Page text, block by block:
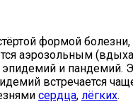
формой
аэрозольным
и пандемий.
встречается
сердца, лёгких.